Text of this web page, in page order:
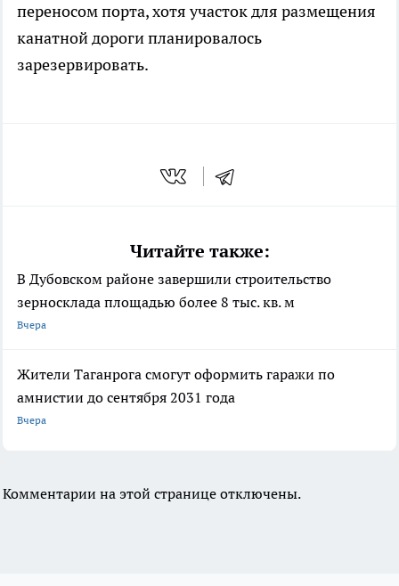
переносом порта, хотя участок для размещения
канатной дороги планировалось
зарезервировать.
Читайте также:
В Дубовском районе завершили строительство
зерносклада площадью более 8 тыс. кв. м
Вчера
Жители Таганрога смогут оформить гаражи по
амнистии до сентября 2031 года
Вчера
Комментарии на этой странице отключены.